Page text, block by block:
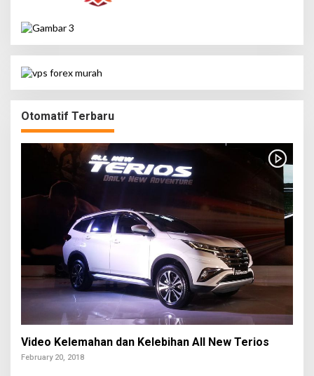
Otomatif Terbaru
Video Kelemahan dan Kelebihan All New Terios
February 20, 2018